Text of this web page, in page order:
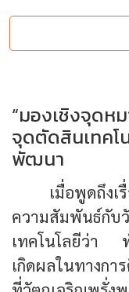
“มองเชิงจุดห
จุดตัดสินเทคโ
พัฒนา
เมื่อพูดถึงเ
ความสัมพันธ์
เทคโนโลยีว่า
เกิดผลในทางกา